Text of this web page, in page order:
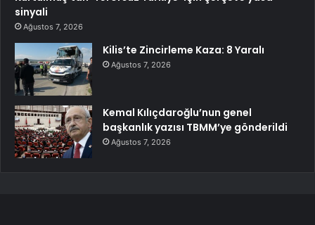
sinyali
Ağustos 7, 2026
Kilis’te Zincirleme Kaza: 8 Yaralı
Ağustos 7, 2026
Kemal Kılıçdaroğlu’nun genel
başkanlık yazısı TBMM’ye gönderildi
Ağustos 7, 2026